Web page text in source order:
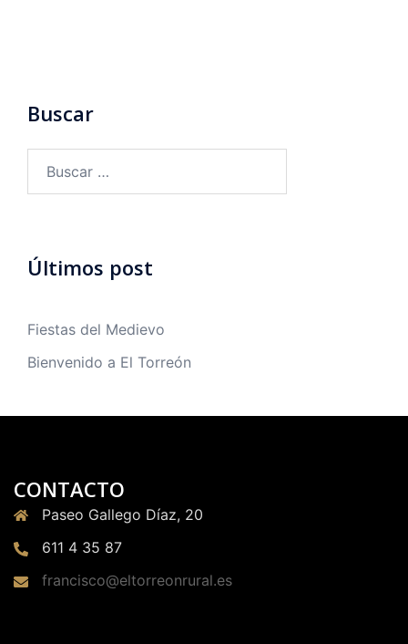
Buscar
Últimos post
Fiestas del Medievo
Bienvenido a El Torreón
CONTACTO
Paseo Gallego Díaz, 20
611 4 35 87
francisco@eltorreonrural.es